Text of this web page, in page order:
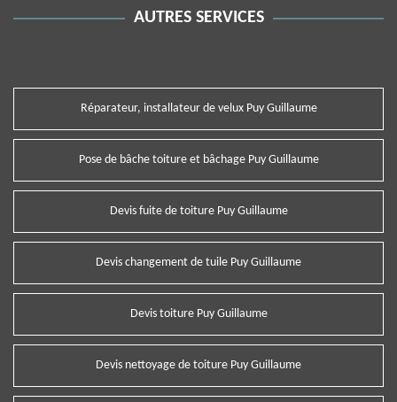
AUTRES SERVICES
Réparateur, installateur de velux Puy Guillaume
Pose de bâche toiture et bâchage Puy Guillaume
Devis fuite de toiture Puy Guillaume
Devis changement de tuile Puy Guillaume
Devis toiture Puy Guillaume
Devis nettoyage de toiture Puy Guillaume